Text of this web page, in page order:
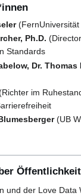
(FernUniversität
Ph.D.
Standards
Dr.
im
(UB
und der Love